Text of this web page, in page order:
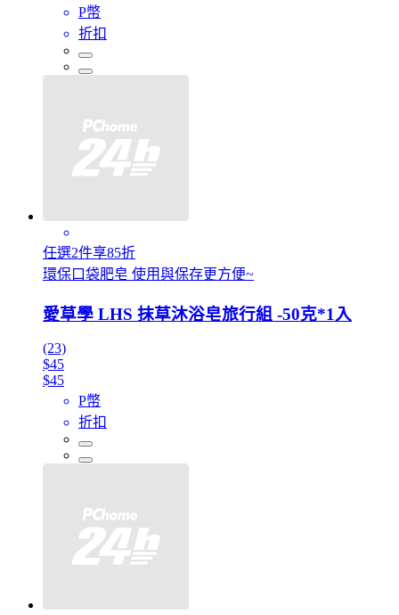
P幣
折扣
任選2件享85折
環保口袋肥皂 使用與保存更方便~
愛草學 LHS 抹草沐浴皂旅行組 -50克*1入
(23)
$45
$45
P幣
折扣